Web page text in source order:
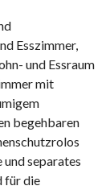
Esszimmer,
und Essraum
mit
begehbaren
separates
für die